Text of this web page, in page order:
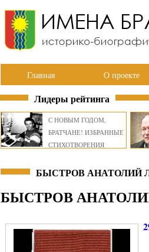
Главная О проекте
Лидеры рейтинга
С НОВЫМ ГОДОМ,
БРАТЧАНЕ! ИЗБРАННЫЕ
СТИХОТВОРЕНИЯ
БЫСТРОВ АНАТОЛИЙ
БЫСТРОВ